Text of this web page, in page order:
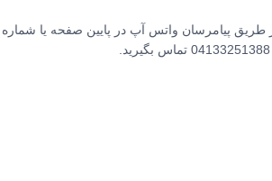
طریق پیامرسان واتس آپ در پایین صفحه یا شماره